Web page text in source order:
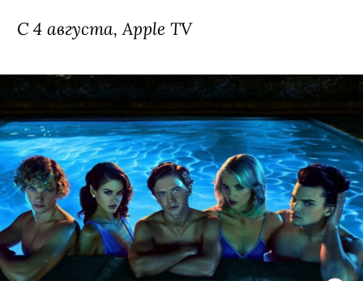
С 4 августа, Apple TV